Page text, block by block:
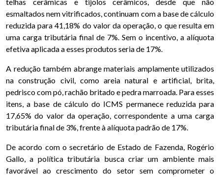
telhas cerâmicas e tijolos cerâmicos, desde que não
esmaltados nem vitrificados, continuam com a base de cálculo
reduzida para 41,18% do valor da operação, o que resulta em
uma carga tributária final de 7%. Sem o incentivo, a alíquota
efetiva aplicada a esses produtos seria de 17%.
A redução também abrange materiais amplamente utilizados
na construção civil, como areia natural e artificial, brita,
pedrisco com pó, rachão britado e pedra marroada. Para esses
itens, a base de cálculo do ICMS permanece reduzida para
17,65% do valor da operação, correspondente a uma carga
tributária final de 3%, frente à alíquota padrão de 17%.
De acordo com o secretário de Estado de Fazenda, Rogério
Gallo, a política tributária busca criar um ambiente mais
favorável ao crescimento do setor sem comprometer o